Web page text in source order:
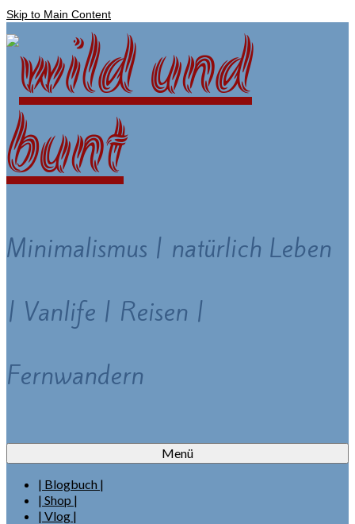
Skip to Main Content
Minimalismus | natürlich Leben
| Vanlife | Reisen |
Fernwandern
Menü
| Blogbuch |
| Shop |
| Vlog |